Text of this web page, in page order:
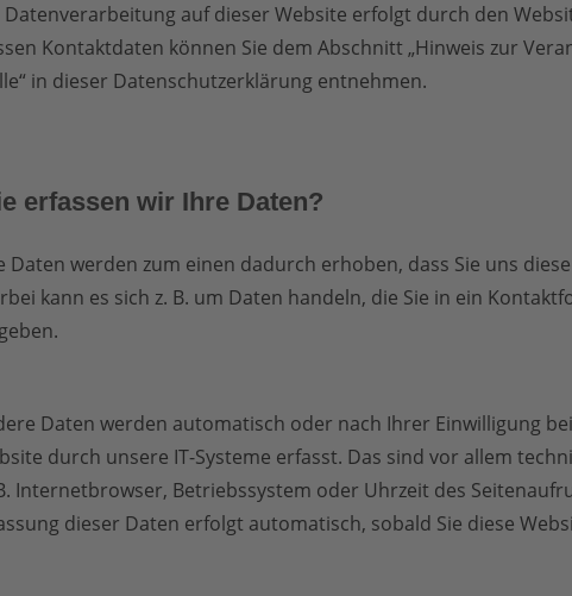
Datenverarbeitung auf dieser Website erfolgt durch den
Kontaktdaten können Sie dem Abschnitt „Hinweis zur
in dieser Datenschutzerklärung entnehmen.
erfassen wir Ihre Daten?
Daten werden zum einen dadurch erhoben, dass Sie uns
kann es sich z. B. um Daten handeln, die Sie in ein
Daten werden automatisch oder nach Ihrer Einwilligung
durch unsere IT-Systeme erfasst. Das sind vor allem
Internetbrowser, Betriebssystem oder Uhrzeit des
dieser Daten erfolgt automatisch, sobald Sie diese